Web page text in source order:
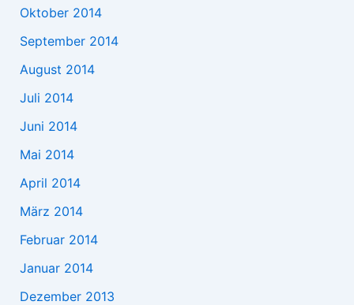
Oktober 2014
September 2014
August 2014
Juli 2014
Juni 2014
Mai 2014
April 2014
März 2014
Februar 2014
Januar 2014
Dezember 2013